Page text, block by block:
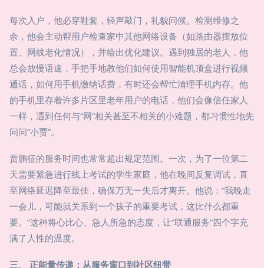
每次入户，他必穿鞋套，轻声敲门，礼貌问候。检测维修之
余，他会主动帮用户检查家中其他网络设备（如路由器摆放位
置、网线老化情况），并给出优化建议。遇到独居的老人，他
总会放慢语速，手把手地教他们如何使用智能机顶盒进行视频
通话，如何用手机缴纳话费，有时还会帮忙清理手机内存。他
的手机里存着许多片区里老年用户的电话，他们会像信任家人
一样，遇到任何与“网”相关甚至不相关的小难题，都习惯性地先
问问“小贾”。
贾鹏征的服务时间也常常超出规定范围。一次，为了一位第二
天需要紧急进行线上考试的学生家庭，他在晚间反复调试，直
至网络延迟降至最佳，确保万无一失后才离开。他说：“我晚走
一会儿，可能就关系到一个孩子的重要考试，这比什么都重
要。”这种将心比心、急人所急的态度，让“联通服务”四个字充
满了人性的温度。
三、 正能量传递：从服务窗口到社区纽带